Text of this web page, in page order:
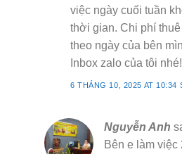
việc ngày cuối tuần
thời gian. Chi phí
theo ngày của bên
Inbox zalo của tôi nhé!
6 THÁNG 10, 2025 AT 10:34
Nguyễn Anh
Bên e làm